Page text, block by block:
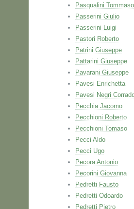
Pasqualini Tommaso
Passerini Giulio
Passerini Luigi
Pastori Roberto
Patrini Giuseppe
Pattarini Giuseppe
Pavarani Giuseppe
Pavesi Enrichetta
Pavesi Negri
Pecchia Jacomo
Pecchioni Roberto
Pecchioni Tomaso
Pecci Aldo
Pecci Ugo
Pecora Antonio
Pecorini Giovanna
Pedretti Fausto
Pedretti Odoardo
Pedretti Pietro